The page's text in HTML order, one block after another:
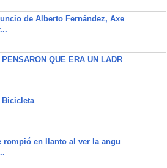
de Alberto Fernández, Axe
QUE ERA UN LADR
Bicicleta
rompió en llanto al ver la angu